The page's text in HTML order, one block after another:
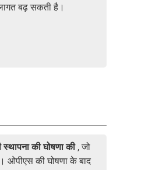
बढ़ सकती है।
की घोषणा की , जो
ओपीएस की घोषणा के बाद